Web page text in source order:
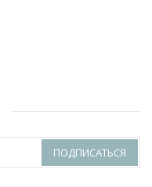
ПОДПИСАТЬСЯ